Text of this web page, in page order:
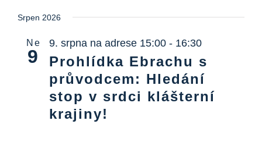
Nejnovější zprávy
datum.
Srpen 2026
Ne
9
9. srpna na adrese 15:00 - 16:30
Prohlídka Ebrachu s
průvodcem: Hledání
stop v srdci klášterní
krajiny!